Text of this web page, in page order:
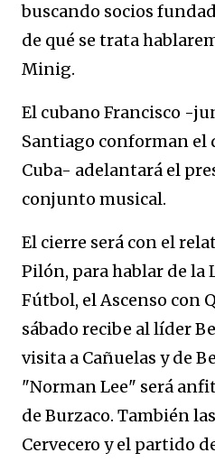
buscando socios
de qué se trata
Minig.
El cubano Francisco -
Santiago conforman el
Cuba- adelantará el
conjunto musical.
El cierre será con el
Pilón, para hablar de la
Fútbol, el Ascenso con
sábado recibe al líder
visita a Cañuelas y de
"Norman Lee" será
de Burzaco. También
Cervecero y el partido